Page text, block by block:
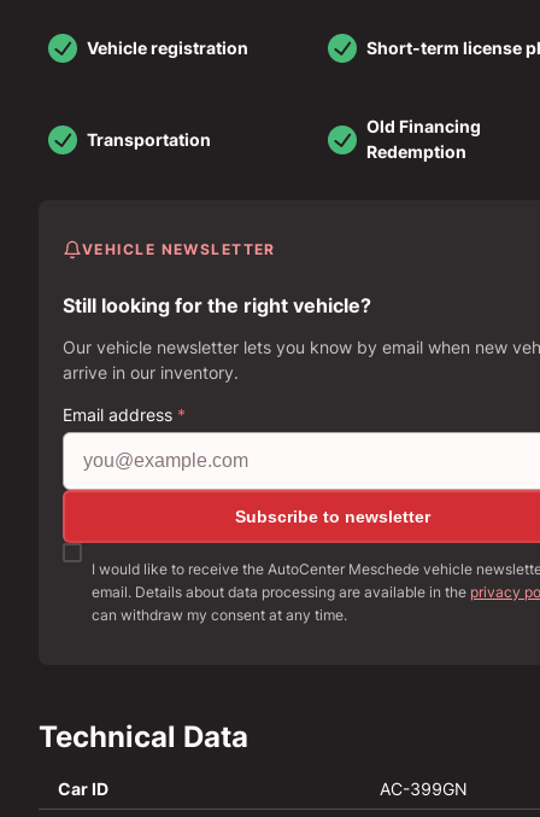
Vehicle registration Short-term license
Transportation
Old Financing
Redemption
VEHICLE NEWSLETTER
Still looking for the right vehicle?
Our vehicle newsletter lets you know by email when new
arrive in our inventory.
Email address *
Subscribe to newsletter
I would like to receive the AutoCenter Meschede vehicle
email. Details about data processing are available in the privacy
can withdraw my consent at any time.
Technical Data
Car ID
AC-399GN